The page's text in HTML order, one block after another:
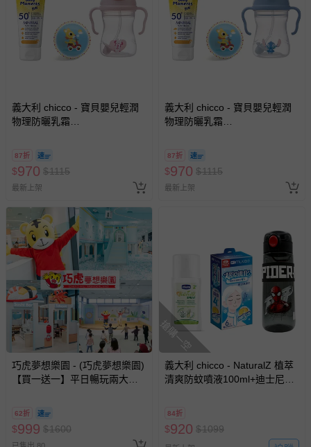
義大利 chicco - 寶貝嬰兒輕潤
物理防曬乳霜
妮
87折
$970 $1115
最新上架
義大利 chicco - 寶貝嬰兒輕潤
物理防曬乳霜
87折
$970 $1115
最新上架
巧虎夢想樂園 - (巧虎夢想樂園)
【買一送一】平日暢玩兩大一
券使用
62折
$999 $1600
搶購一空
義大利 chicco - NaturalZ 植萃
清爽防蚊噴液100ml+迪士尼直
84折
$920 $1099